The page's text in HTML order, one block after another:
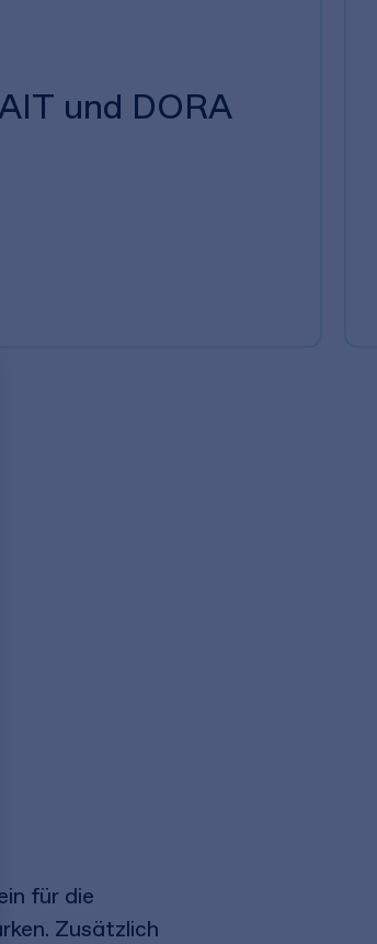
und DORA
für die
Zusätzlich